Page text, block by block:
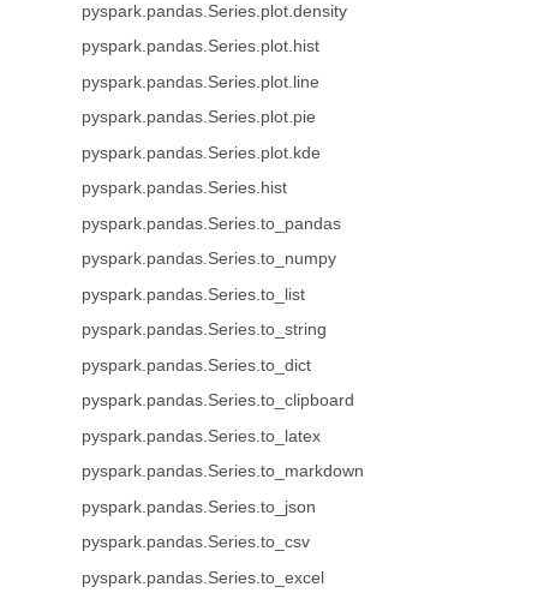
pyspark.pandas.Series.plot.density
pyspark.pandas.Series.plot.hist
pyspark.pandas.Series.plot.line
pyspark.pandas.Series.plot.pie
pyspark.pandas.Series.plot.kde
pyspark.pandas.Series.hist
pyspark.pandas.Series.to_pandas
pyspark.pandas.Series.to_numpy
pyspark.pandas.Series.to_list
pyspark.pandas.Series.to_string
pyspark.pandas.Series.to_dict
pyspark.pandas.Series.to_clipboard
pyspark.pandas.Series.to_latex
pyspark.pandas.Series.to_markdown
pyspark.pandas.Series.to_json
pyspark.pandas.Series.to_csv
pyspark.pandas.Series.to_excel